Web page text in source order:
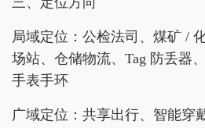
局域定位：公检法司、煤矿 /
场站、仓储物流、Tag 防丢器
手表手环
广域定位：共享出行、智能穿